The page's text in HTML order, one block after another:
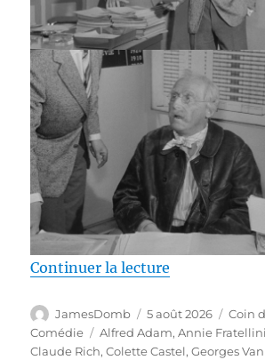
Continuer la lecture
Auteur
JamesDomb
Publié
le
5 août 2026 Coin
Comédie
Étiquettes
Alfred Adam,Annie
Claude Rich,Colette Castel,Georges